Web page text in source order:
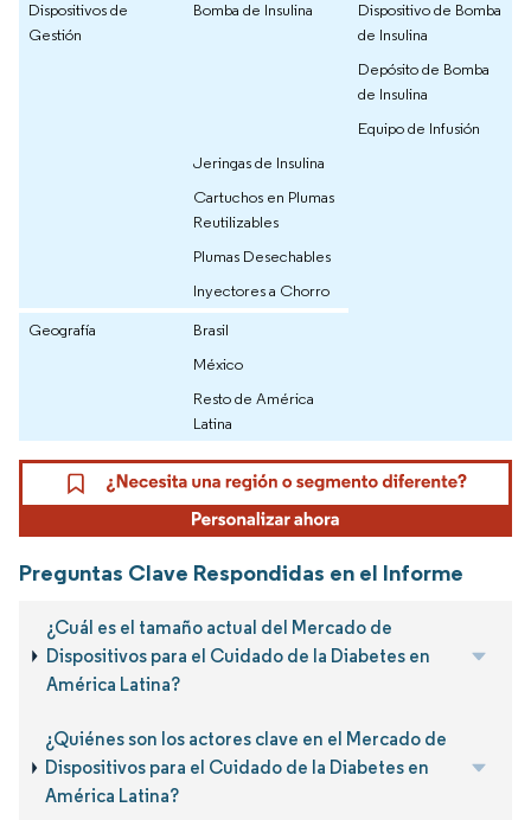
Dispositivos de
Gestión
Bomba de Insulina
Dispositivo de Bomba
de Insulina
Depósito de Bomba
de Insulina
Equipo de Infusión
Jeringas de Insulina
Cartuchos en Plumas
Reutilizables
Plumas Desechables
Inyectores a Chorro
Geografía
Brasil
México
Resto de América
Latina
Preguntas Clave Respondidas en el Informe
¿Cuál es el tamaño actual del Mercado de
Dispositivos para el Cuidado de la Diabetes en
América Latina?
¿Quiénes son los actores clave en el Mercado de
Dispositivos para el Cuidado de la Diabetes en
América Latina?